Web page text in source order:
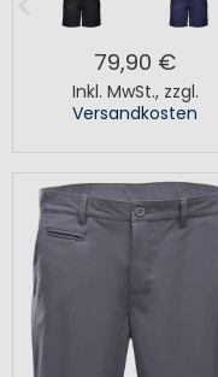
79,90 €
Inkl. MwSt., zzgl.
Versandkosten